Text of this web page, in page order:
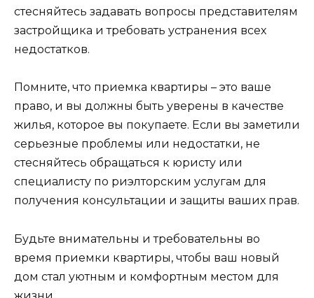
стесняйтесь задавать вопросы представителям
застройщика и требовать устранения всех
недостатков.
Помните, что приемка квартиры – это ваше
право, и вы должны быть уверены в качестве
жилья, которое вы покупаете. Если вы заметили
серьезные проблемы или недостатки, не
стесняйтесь обращаться к юристу или
специалисту по риэлторским услугам для
получения консультации и защиты ваших прав.
Будьте внимательны и требовательны во
время приемки квартиры, чтобы ваш новый
дом стал уютным и комфортным местом для
жизни.